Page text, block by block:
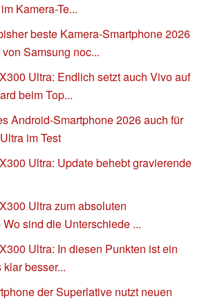
Kamera-Te...
beste Kamera-Smartphone 2026
Samsung noc...
Ultra: Endlich setzt auch Vivo auf
beim Top...
Android-Smartphone 2026 auch für
im Test
Ultra: Update behebt gravierende
Ultra zum absoluten
sind die Unterschiede ...
Ultra: In diesen Punkten ist ein
besser...
der Superlative nutzt neuen